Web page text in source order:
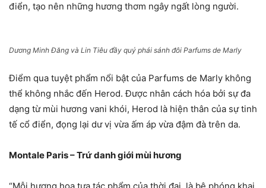
điển, tạo nên những hương thơm ngây ngất lòng người.
Dương Minh Đăng và Lin Tiêu đầy quý phái sánh đôi Parfums de Marly
Điểm qua tuyệt phẩm nổi bật của Parfums de Marly không
thể không nhắc đến Herod. Được nhân cách hóa bởi sự đa
dạng từ mùi hương vani khói, Herod là hiện thân của sự tinh
tế cổ điển, đọng lại dư vị vừa ấm áp vừa đậm đà trên da.
Montale Paris – Trứ danh giới mùi hương